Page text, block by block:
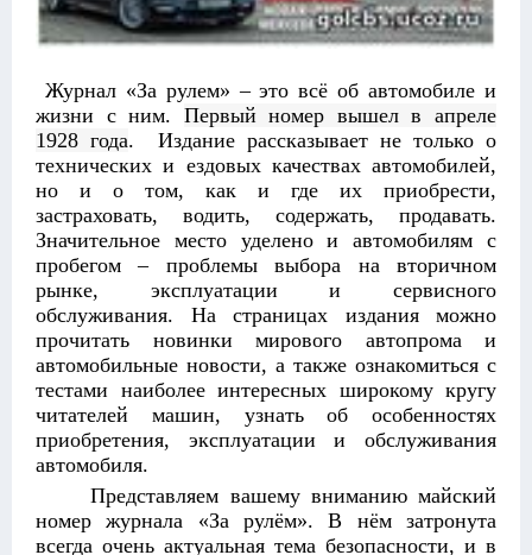
Журнал «За рулем» – это всё об автомобиле и
жизни с ним. Первый номер вышел в апреле
1928 года. Издание рассказывает не только о
технических и ездовых качествах автомобилей,
но и о том, как и где их приобрести,
застраховать, водить, содержать, продавать.
Значительное место уделено и автомобилям с
пробегом – проблемы выбора на вторичном
рынке, эксплуатации и сервисного
обслуживания. На страницах издания можно
прочитать новинки мирового автопрома и
автомобильные новости, а также ознакомиться с
тестами наиболее интересных широкому кругу
читателей машин, узнать об особенностях
приобретения, эксплуатации и обслуживания
автомобиля.
Представляем вашему вниманию майский
номер журнала «За рулём». В нём затронута
всегда очень актуальная тема безопасности, и в